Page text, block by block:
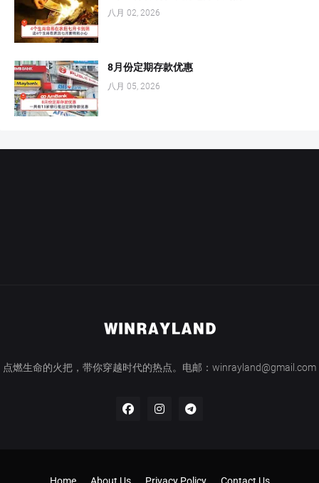
八月 02, 2026
8月份定期存款优惠
八月 05, 2026
点燃生命的火把，带你穿越时代的热点。电邮：winrayland@gmail.com